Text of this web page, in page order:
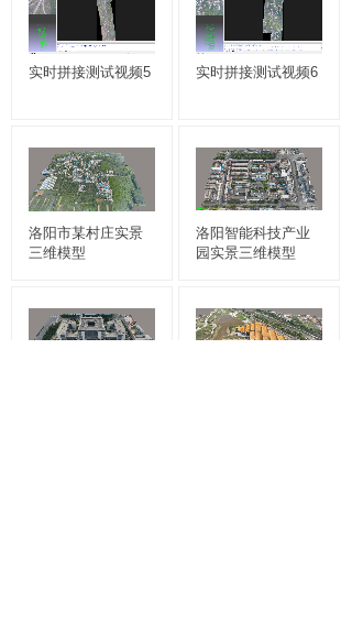
实时拼接测试视频5 实时拼接测试视频6
洛阳市某村庄实景
三维模型
洛阳智能科技产业
园实景三维模型